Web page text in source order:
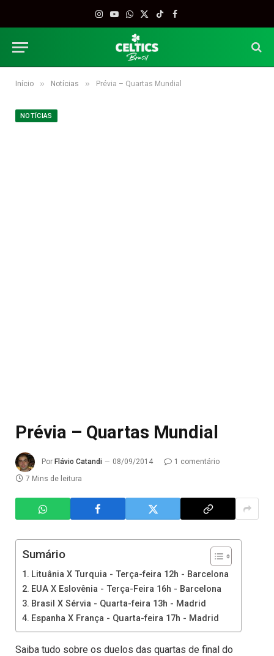
Instagram
YouTube
WhatsApp
X
TikTokFacebook
Início » Notícias » Prévia – Quartas Mundial
NOTÍCIAS
Prévia – Quartas Mundial
Por Flávio Catandi 08/09/2014
1 comentário
7 Mins de leitura
Sumário
Lituânia X Turquia - Terça-feira 12h - Barcelona
EUA X Eslovênia - Terça-Feira 16h - Barcelona
Brasil X Sérvia - Quarta-feira 13h - Madrid
Espanha X França - Quarta-feira 17h - Madrid
Saiba tudo sobre os duelos das quartas de final do